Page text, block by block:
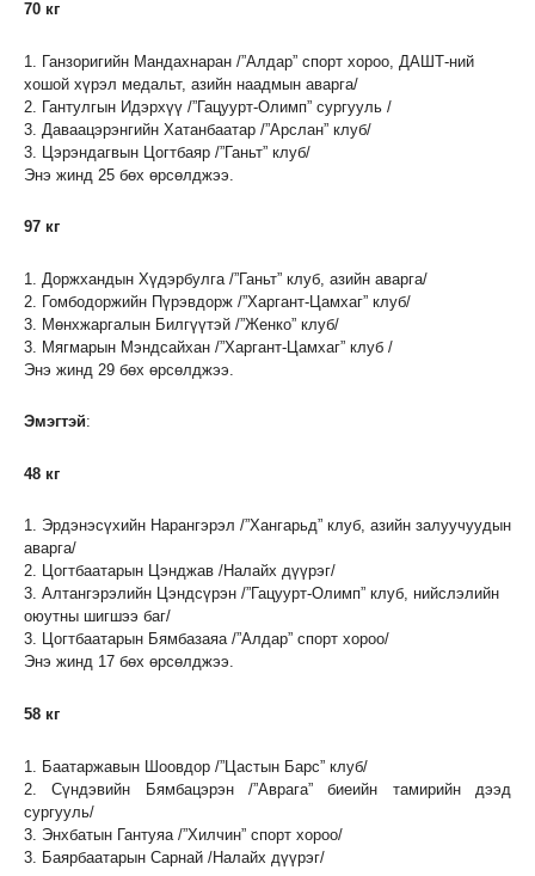
70 кг
1. Ганзоригийн Мандахнаран /”Алдар” спорт хороо, ДАШТ-ний
хошой хүрэл медальт, азийн наадмын аварга/
2. Гантулгын Идэрхүү /”Гацуурт-Олимп” сургууль /
3. Даваацэрэнгийн Хатанбаатар /”Арслан” клуб/
3. Цэрэндагвын Цогтбаяр /”Ганьт” клуб/
Энэ жинд 25 бөх өрсөлджээ.
97 кг
1. Доржхандын Хүдэрбулга /”Ганьт” клуб, азийн аварга/
2. Гомбодоржийн Пүрэвдорж /”Харгант-Цамхаг” клуб/
3. Мөнхжаргалын Билгүүтэй /”Женко” клуб/
3. Мягмарын Мэндсайхан /”Харгант-Цамхаг” клуб /
Энэ жинд 29 бөх өрсөлджээ.
Эмэгтэй:
48 кг
1. Эрдэнэсүхийн Нарангэрэл /”Хангарьд” клуб, азийн залуучуудын
аварга/
2. Цогтбаатарын Цэнджав /Налайх дүүрэг/
3. Алтангэрэлийн Цэндсүрэн /”Гацуурт-Олимп” клуб, нийслэлийн
оюутны шигшээ баг/
3. Цогтбаатарын Бямбазаяа /”Алдар” спорт хороо/
Энэ жинд 17 бөх өрсөлджээ.
58 кг
1. Баатаржавын Шоовдор /”Цастын Барс” клуб/
2. Сүндэвийн Бямбацэрэн /”Аврага” биеийн тамирийн дээд
сургууль/
3. Энхбатын Гантуяа /”Хилчин” спорт хороо/
3. Баярбаатарын Сарнай /Налайх дүүрэг/